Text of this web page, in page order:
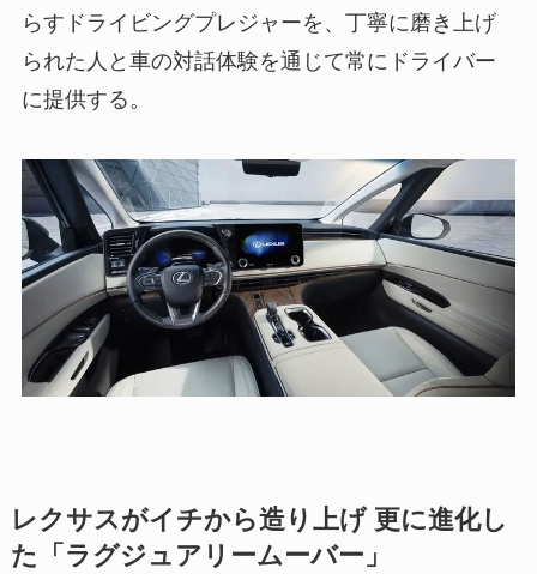
らすドライビングプレジャーを、丁寧に磨き上げ
られた人と車の対話体験を通じて常にドライバー
に提供する。
レクサスがイチから造り上げ 更に進化し
た「ラグジュアリームーバー」